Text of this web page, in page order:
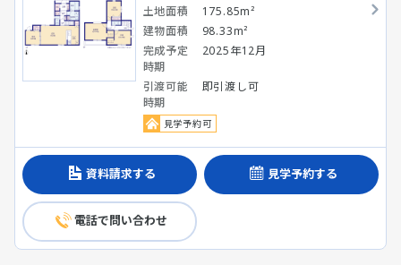
土地面積
175.85m²
建物面積
98.33m²
完成予定
時期
2025年12月
引渡可能
時期
即引渡し可
見学予約可
資料請求する 見学予約する
電話で問い合わせ